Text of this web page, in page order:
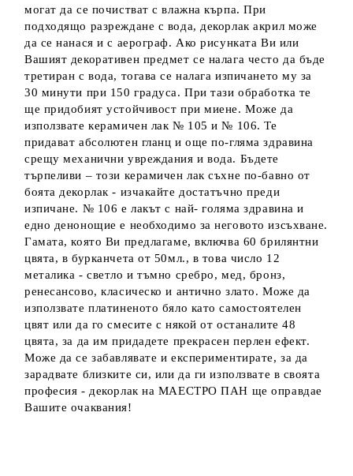
могат да се почистват с влажна кърпа. При
подходящо разреждане с вода, декорлак акрил може
да се нанася и с аерограф. Ако рисунката Ви или
Вашият декоративен предмет се налага често да бъде
третиран с вода, тогава се налага изпичането му за
30 минути при 150 градуса. При тази обработка те
ще придобият устойчивост при миене. Може да
използвате керамичен лак № 105 и № 106. Те
придават абсолютен гланц и още по-гляма здравина
срещу механични увреждания и вода. Бъдете
търпеливи – този керамичен лак съхне по-бавно от
боята декорлак - изчакайте достатъчно преди
изпичане. № 106 е лакът с най- голяма здравина и
едно денонощие е необходимо за неговото изсъхване.
Гамата, която Ви предлагаме, включва 60 брилянтни
цвята, в бурканчета от 50мл., в това число 12
металика - светло и тъмно сребро, мед, бронз,
ренесансово, класическо и антично злато. Може да
използвате платиненото бяло като самостоятелен
цвят или да го смесите с някой от останалите 48
цвята, за да им придадете прекрасен перлен ефект.
Може да се забавлявате и експериментирате, за да
зарадвате близките си, или да ги използвате в своята
професия - декорлак на МАЕСТРО ПАН ще оправдае
Вашите очаквания!